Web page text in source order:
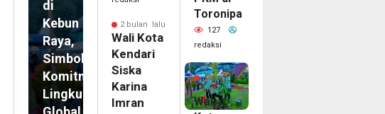
di
Kebun
Raya,
Simbol
Komitmen
Lingkungan
2 bulan lalu
Wali Kota
Kendari
Siska
Karina
Imran
Toronipa
127
redaksi
2
bulan
lalu
Wali